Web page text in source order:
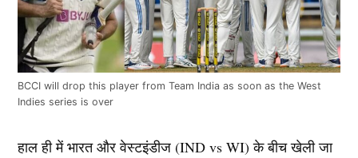
BCCI will drop this player from Team India as soon as the West
Indies series is over
हाल ही में भारत और वेस्टइंडीज (IND vs WI) के बीच खेली जा